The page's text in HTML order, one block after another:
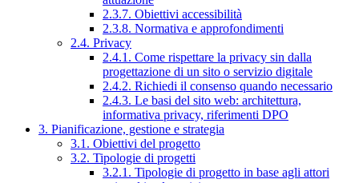
2.3.7. Obiettivi accessibilità
2.3.8. Normativa e approfondimenti
2.4. Privacy
2.4.1. Come rispettare la privacy sin dalla
progettazione di un sito o servizio digitale
2.4.2. Richiedi il consenso quando necessario
2.4.3. Le basi del sito web: architettura,
informativa privacy, riferimenti DPO
3. Pianificazione, gestione e strategia
3.1. Obiettivi del progetto
3.2. Tipologie di progetti
3.2.1. Tipologie di progetto in base agli attori